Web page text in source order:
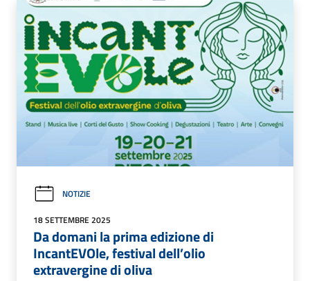
NOTIZIE
18 SETTEMBRE 2025
Da domani la prima edizione di
IncantEVOle, festival dell’olio
extravergine di oliva